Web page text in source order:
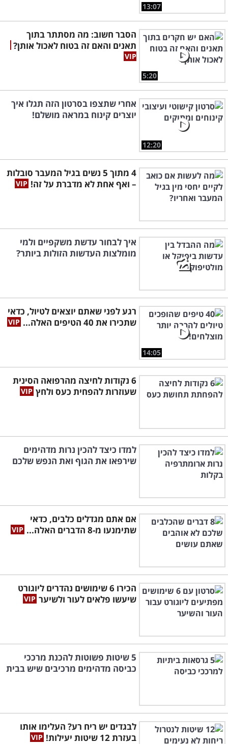
13:07
5:20
הסבר חשוב: מה מסתתר בתוך
תאנים והאם זה בטוח לאכול אותן?
12:20
אחרי שתצפו בסרטון הזה תגלו איך
יוצרים קינוח במראה מושלם!
4 מתוך 5 נשים בגיל המעבר סובלות
– ואף אחת לא מדברת על זה!
איך לבחור עדשת משקפיים ולמי
מומלצות העדשות הזולות ביותר?
14:05
רגע לפני שאתם יוצאים לטיול, כדאי
שתכירו את 40 הטיפים האלה...
6 נקודות לחיצה מהרפואה הסינית
שעוזרות להפחית כעס ולחץ
למדו כיצד להכין נרות מדהימים
שירפאו את הגוף ואת הנפש שלכם
אם אתם מגדלים כלבים, כדאי
שתימנעו מ-8 הדברים האלה...
הכירו 6 שימושים נהדרים ליוגורט
שיעשו פלאים לעור ולשיער
5 שיטות פשוטות להכנת מרככי
כביסה מדהימים מרכיבים שיש בבית
לבגדים יש ריח רע? העלימו אותו
בעזרת 12 שיטות יעילות!